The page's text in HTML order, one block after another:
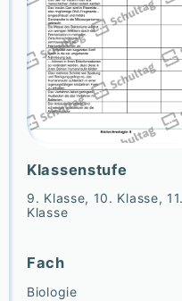
Klassenstufe
9. Klasse, 10. Klasse,
Klasse
Fach
Biologie